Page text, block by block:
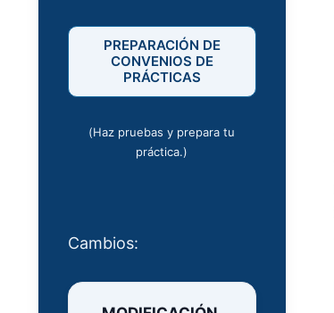
PREPARACIÓN DE
CONVENIOS DE
PRÁCTICAS
(Haz pruebas y prepara tu
práctica.)
Cambios: